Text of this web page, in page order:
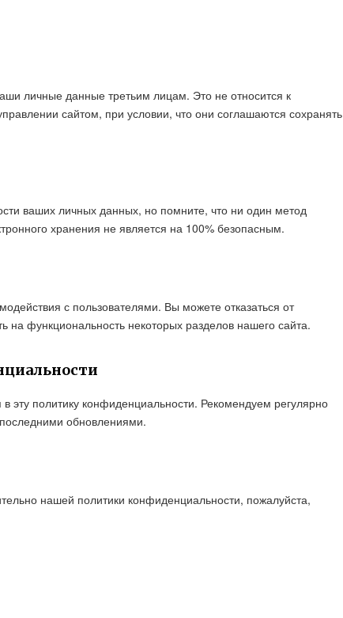
личные данные третьим лицам. Это не относится к
сайтом, при условии, что они соглашаются сохранять
ваших личных данных, но помните, что ни один метод
хранения не является на 100% безопасным.
с пользователями. Вы можете отказаться от
на функциональность некоторых разделов нашего сайта.
эту политику конфиденциальности. Рекомендуем регулярно
обновлениями.
нашей политики конфиденциальности, пожалуйста,